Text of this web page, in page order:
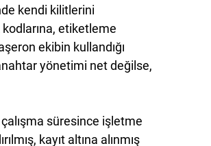
kendi kilitlerini
etiketleme
ekibin kullandığı
yönetimi net değilse,
süresince işletme
kayıt altına alınmış